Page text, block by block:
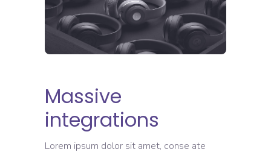
Massive
integrations
Lorem ipsum dolor sit amet, conse ate